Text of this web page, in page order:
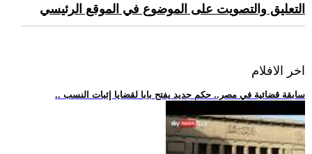
التعليق والتصويت على الموضوع في الموقع الرئيسي
اخر الافلام
.. سابقة قضائية في مصر.. حكم جديد يفتح بابا لقضايا إثبات النسب